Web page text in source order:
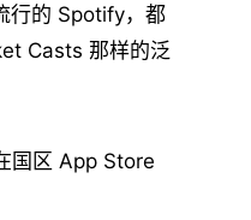
行的 Spotify，都
Casts 那样的泛
国区 App Store